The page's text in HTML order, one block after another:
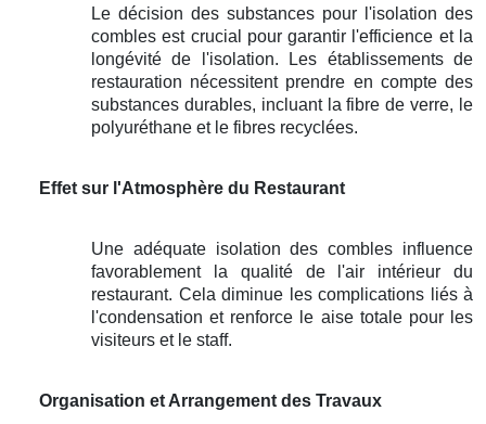
Le décision des substances pour l'isolation des
combles est crucial pour garantir l'efficience et la
longévité de l'isolation. Les établissements de
restauration nécessitent prendre en compte des
substances durables, incluant la fibre de verre, le
polyuréthane et le fibres recyclées.
Effet sur l'Atmosphère du Restaurant
Une adéquate isolation des combles influence
favorablement la qualité de l'air intérieur du
restaurant. Cela diminue les complications liés à
l'condensation et renforce le aise totale pour les
visiteurs et le staff.
Organisation et Arrangement des Travaux